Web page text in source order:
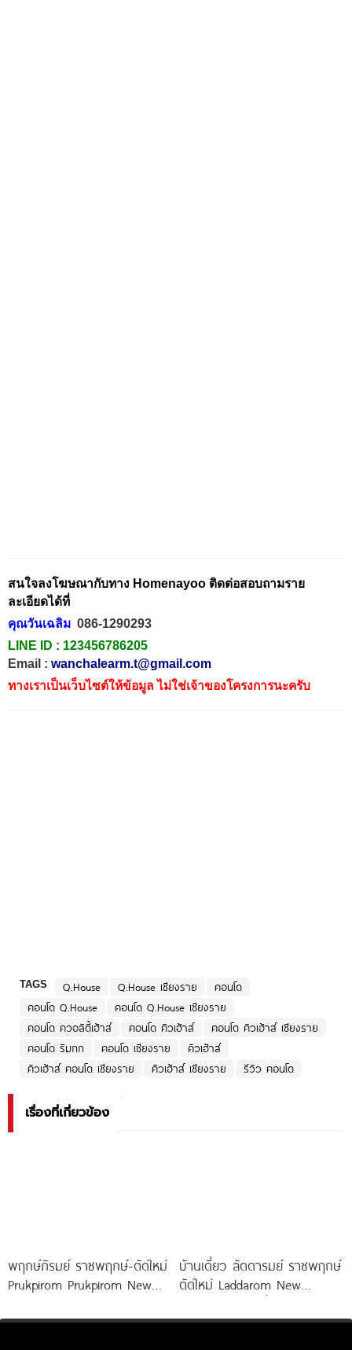
สนใจลงโฆษณากับทาง Homenayoo ติดต่อสอบถามราย
ละเอียดได้ที่
คุณวันเฉลิม 086-1290293
LINE ID : 123456786205
Email : wanchalearm.t@gmail.com
ทางเราเป็นเว็บไซต์ให้ข้อมูล ไม่ใช่เจ้าของโครงการนะครับ
TAGS Q.House Q.House เชียงราย
คอนโด
คอนโด Q.House
คอนโด Q.House เชียงราย
คอนโด ควอลิตี้เฮ้าส์
คอนโด คิวเฮ้าส์
คอนโด คิวเฮ้าส์ เชียงราย
คอนโด ริมกก
คอนโด เชียงราย
คิวเฮ้าส์
คิวเฮ้าส์ คอนโด เชียงราย
คิวเฮ้าส์ เชียงราย รีวิว คอนโด
เรื่องที่เกี่ยวข้อง
พฤกษ์ภิรมย์ ราชพฤกษ์-ตัดใหม่
Prukpirom Prukpirom New
หรู Neo
บ้านเดี่ยว ลัดดารมย์ ราชพฤกษ์
ตัดใหม่ Laddarom New